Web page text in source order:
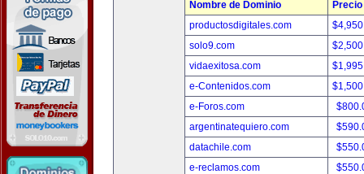
Nombre de Dominio
Precio
productosdigitales.com
solo9.com
vidaexitosa.com
e-Contenidos.com
e-Foros.com
argentinatequiero.com
datachile.com
e-reclamos.com